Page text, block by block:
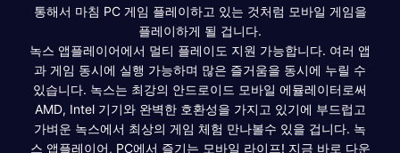
통해서 마침 PC 게임 플레이하고 있는 것처럼 모바일 게임을
플레이하게 될 겁니다.
녹스 앱플레이어에서 멀티 플레이도 지원 가능합니다. 여러 앱
과 게임 동시에 실행 가능하며 많은 즐거움을 동시에 누릴 수
있습니다. 녹스는 최강의 안드로이드 모바일 에뮬레이터로써
AMD, Intel 기기와 완벽한 호환성을 가지고 있기에 부드럽고
가벼운 녹스에서 최상의 게임 체험 만나볼수 있을 겁니다. 녹
스 앱플레이어, PC에서 즐기는 모바일 라이프! 지금 바로 다운